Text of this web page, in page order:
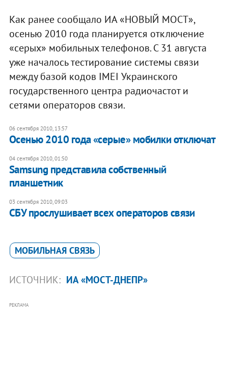
Как ранее сообщало ИА «НОВЫЙ МОСТ»,
осенью 2010 года планируется отключение
«серых» мобильных телефонов. С 31 августа
уже началось тестирование системы связи
между базой кодов IMEI Украинского
государственного центра радиочастот и
сетями операторов связи.
06 сентября 2010, 13:57
Осенью 2010 года «серые» мобилки отключат
04 сентября 2010, 01:50
Samsung представила собственный
планшетник
03 сентября 2010, 09:03
СБУ прослушивает всех операторов связи
МОБИЛЬНАЯ СВЯЗЬ
ИСТОЧНИК: ИА «МОСТ-ДНЕПР»
РЕКЛАМА